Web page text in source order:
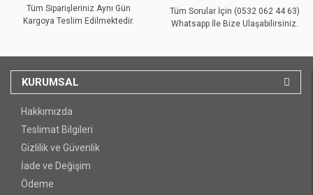
Tüm Siparişleriniz Aynı Gün
Kargoya Teslim Edilmektedir.
Tüm Sorular İçin (0532 062 44 63)
Whatsapp İle Bize Ulaşabilirsiniz.
KURUMSAL
Hakkımızda
Teslimat Bilgileri
Gizlilik ve Güvenlik
İade ve Değişim
Ödeme